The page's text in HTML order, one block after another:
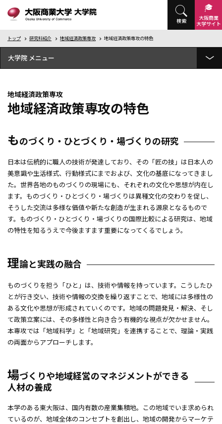
検索
大阪商業
大学サイト
トップ 研究科紹介 地域経済政策専攻 地域経済政策専攻の特色
大学院
研究科紹介
地域経済政策専攻
地域経済政策専攻の3つのポリシーについて
講義科目表
修了後の進路
博士後期課程
経営革新専攻
カリキュラムの仕組み
学位論文と研究
入試情報
公開講座・研究講座
研究 PICK UP
地域経済政策専攻
地域経済政策専攻の特色
ものづくり・ひとづくり・場づくりの研究
日本は伝統的に職人の技術が発達しており、その「匠の技」は日本人の
美意識や生活様式、行動様式にまでおよび、文化の基底になってきまし
た。世界各地のものづくりの現場にも、それぞれの文化や思想が内在し
ます。ものづくり・ひとづくり・場づくりは異種文化の交わりを促し、
そうした交流は多様な価値や新たな創造が生まれる源泉となるもので
す。ものづくり・ひとづくり・場づくりの国際比較による研究は、地域
の特性を知るうえで今後ますます重要になってくるでしょう。
理論と実践の融合
ものづくりを担う「ひと」は、技術や情報を持っています。こうしたひ
とが行き交い、技術や情報の交換を繰り返すことで、地域には多様性の
ある文化や思想が形成されていくのです。地域の問題発見・解決、そし
て政策立案には、その多様性と向き合う有機的な視点が欠かせません。
本専攻では「地域科学」と「地域研究」を連携することで、理論・実践
の両面からアプローチします。
場づくりや地域経営のマネジメントができる
人材の養成
本学のある東大阪は、国内有数の産業集積地。この地域でいま求められ
ているのが、地域全体のコンセプトを創出し、地域の開発からマーケテ